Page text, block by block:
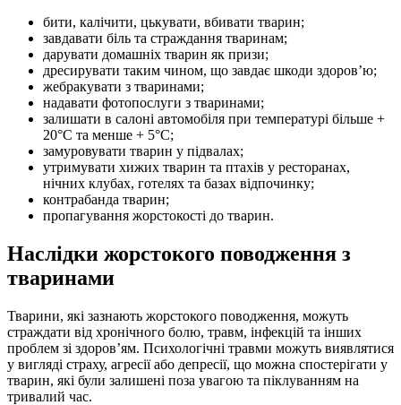
бити, калічити, цькувати, вбивати тварин;
завдавати біль та страждання тваринам;
дарувати домашніх тварин як призи;
дресирувати таким чином, що завдає шкоди здоров’ю;
жебракувати з тваринами;
надавати фотопослуги з тваринами;
залишати в салоні автомобіля при температурі більше +
20°С та менше + 5°С;
замуровувати тварин у підвалах;
утримувати хижих тварин та птахів у ресторанах,
нічних клубах, готелях та базах відпочинку;
контрабанда тварин;
пропагування жорстокості до тварин.
Наслідки жорстокого поводження з
тваринами
Тварини, які зазнають жорстокого поводження, можуть
страждати від хронічного болю, травм, інфекцій та інших
проблем зі здоров’ям. Психологічні травми можуть виявлятися
у вигляді страху, агресії або депресії, що можна спостерігати у
тварин, які були залишені поза увагою та піклуванням на
тривалий час.